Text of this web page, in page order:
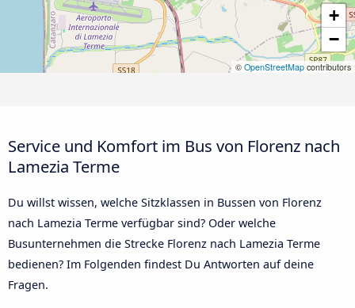
+
−
© OpenStreetMap contributors
Service und Komfort im Bus von Florenz nach
Lamezia Terme
Du willst wissen, welche Sitzklassen in Bussen von Florenz
nach Lamezia Terme verfügbar sind? Oder welche
Busunternehmen die Strecke Florenz nach Lamezia Terme
bedienen? Im Folgenden findest Du Antworten auf deine
Fragen.